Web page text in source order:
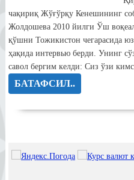
чақириқ Жўғўрқу Кенешининг
Жолдошева 2010 йилги Ўш
қўшни Тожикистон чегарасида
ҳақида интервью берди. Унинг
савол бергим келди: Сиз ўзи
БАТАФСИЛ..